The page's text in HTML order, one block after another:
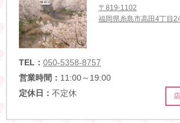
〒819-1102
福岡県糸島市高田4丁目
TEL： 050-5358-8757
営業時間： 11:00～19:00
定休日： 不定休